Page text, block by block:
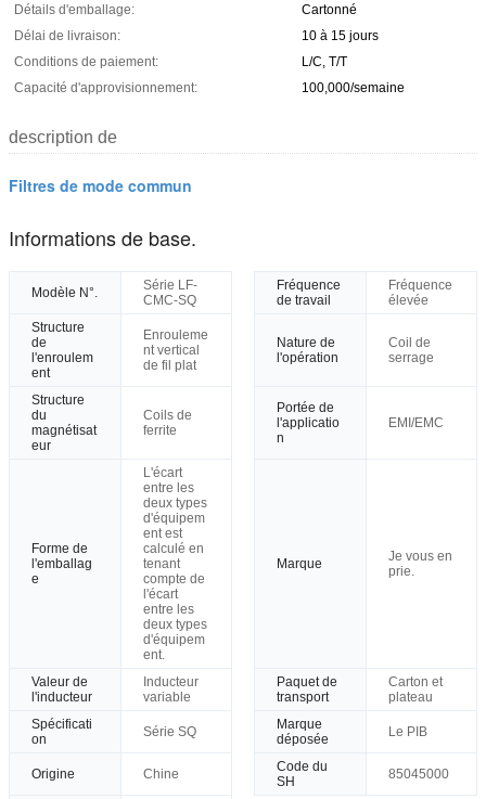
Détails d'emballage:
Cartonné
Délai de livraison:
10 à 15 jours
Conditions de paiement:
L/C, T/T
Capacité d'approvisionnement:
100,000/semaine
description de
Filtres de mode commun
Informations de base.
Modèle N°.
Série LF-
CMC-SQ
Fréquence
de travail
Fréquence
élevée
Structure
de
l'enroulem
ent
Enrouleme
nt vertical
de fil plat
Nature de
l'opération
Coil de
serrage
Structure
du
magnétisat
eur
Coils de
ferrite
Portée de
l'applicatio
n
EMI/EMC
Forme de
l'emballag
e
L'écart
entre les
deux types
d'équipem
ent est
calculé en
tenant
compte de
l'écart
entre les
deux types
d'équipem
ent.
Marque
Je vous en
prie.
Valeur de
l'inducteur
Inducteur
variable
Paquet de
transport
Carton et
plateau
Spécificati
on
Série SQ
Marque
déposée
Le PIB
Origine Chine
Code du
SH
85045000